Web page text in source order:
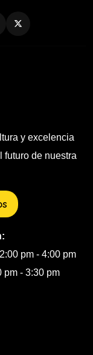
y excelencia
futuro de nuestra
pm - 4:00 pm
pm - 3:30 pm